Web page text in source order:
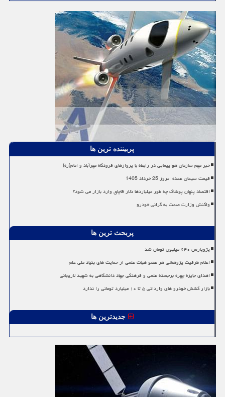
پربیننده ترین ها
خبر مهم سازمان هواپیمایی در رابطه با پروازهای فرودگاه مهرآباد و امام(ره)
قیمت سیمان عمده امروز 25 خرداد 1405
اقتصاد پنهان پوشاک چه طور میلیاردها دلار قاچاق وارد بازار می شود؟
واکنش وزارت صمت به گرانی خودرو
پربحث ترین ها
پژوپارس ۶۴۰ میلیون تومان شد
اعلام ظرفیت پژوهشی هر عضو هیات علمی از حمایت های بنیاد ملی علم
اهدای جایزه چهره برجسته علمی و فرهنگی جهاد دانشگاهی به شهید لاریجانی
بازار کشش خودرو های وارداتی ۵ تا ۱۰ میلیارد تومانی را ندارد
جدیدترین ها